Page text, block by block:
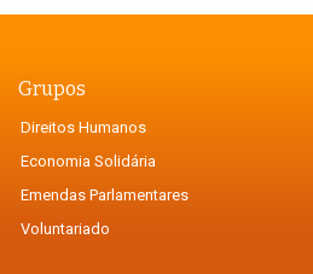
Grupos
Direitos Humanos
Economia Solidária
Emendas Parlamentares
Voluntariado